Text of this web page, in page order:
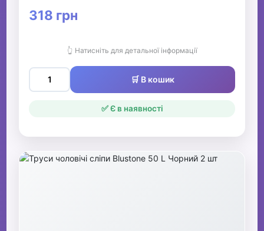
318 грн
👆 Натисніть для детальної інформації
🛒 В кошик
✅ Є в наявності